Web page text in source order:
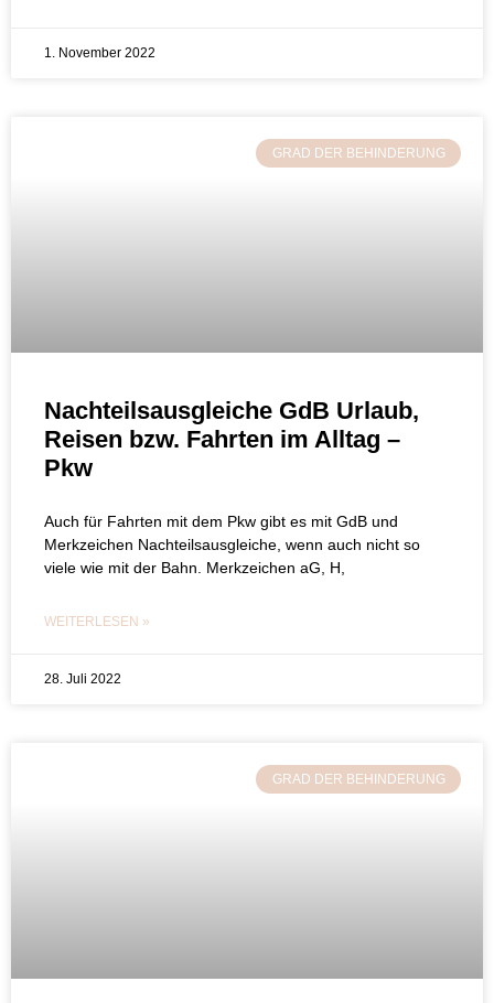
1. November 2022
GRAD DER BEHINDERUNG
Nachteilsausgleiche GdB Urlaub,
Reisen bzw. Fahrten im Alltag –
Pkw
Auch für Fahrten mit dem Pkw gibt es mit GdB und
Merkzeichen Nachteilsausgleiche, wenn auch nicht so
viele wie mit der Bahn. Merkzeichen aG, H,
WEITERLESEN »
28. Juli 2022
GRAD DER BEHINDERUNG